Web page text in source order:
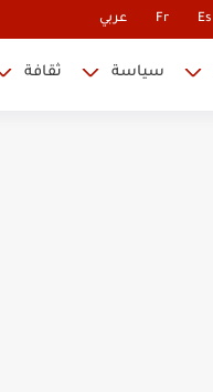
Es
Fr عربي
سياسة ثقافة